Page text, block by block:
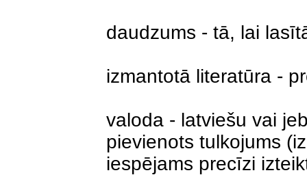
daudzums - tā, lai
izmantotā literatūra -
valoda - latviešu vai
pievienots tulkojums
iespējams precīzi